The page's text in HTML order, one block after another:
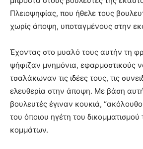
Πλειοψηφίας, που ήθελε τους
χωρίς άποψη, υποταγμένους στην
Έχοντας στο μυαλό τους αυτήν τη
ψήφιζαν μνημόνια, εφαρμοστικούς
τσαλάκωναν τις ιδέες τους, τις
ελευθερία στην άποψη. Με βάση
βουλευτές έγιναν κουκιά,
του όποιου ηγέτη του
κομμάτων.